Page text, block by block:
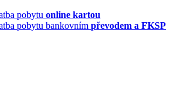
pobytu online kartou
pobytu bankovním převodem a FKSP